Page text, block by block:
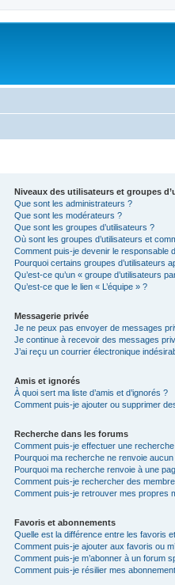
Niveaux des utilisateurs et groupes
Que sont les administrateurs ?
Que sont les modérateurs ?
Que sont les groupes d’utilisateurs ?
Où sont les groupes d’utilisateurs et
Comment puis-je devenir le responsable
Pourquoi certains groupes d’utilisateurs
Qu’est-ce qu’un « groupe d’utilisateurs
Qu’est-ce que le lien « L’équipe » ?
Messagerie privée
Je ne peux pas envoyer de messages
Je continue à recevoir des messages
J’ai reçu un courrier électronique
Amis et ignorés
À quoi sert ma liste d’amis et d’ignorés ?
Comment puis-je ajouter ou supprimer
Recherche dans les forums
Comment puis-je effectuer une
Pourquoi ma recherche ne renvoie
Pourquoi ma recherche renvoie à une
Comment puis-je rechercher des
Comment puis-je retrouver mes propres
Favoris et abonnements
Quelle est la différence entre les favoris
Comment puis-je ajouter aux favoris ou
Comment puis-je m’abonner à un forum
Comment puis-je résilier mes